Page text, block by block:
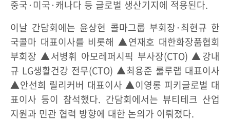
중국·미국·캐나다 등 글로벌 생산기지에 적용된다.
이날 간담회에는 윤상현 콜마그룹 부회장·최현규 한
국콜마 대표이사를 비롯해 ▲연재호 대한화장품협회
부회장 ▲서병휘 아모레퍼시픽 부사장(CTO) ▲강내
규 LG생활건강 전무(CTO) ▲최용준 룰루랩 대표이사
▲안선희 릴리커버 대표이사 ▲이영롱 피키글로벌 대
표이사 등이 참석했다. 간담회에서는 뷰티테크 산업
지원과 민관 협력 방향에 대한 논의가 이뤄졌다.